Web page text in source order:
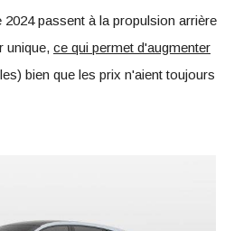
passent à la propulsion arrière
unique, ce qui permet d'augmenter
bien que les prix n'aient toujours